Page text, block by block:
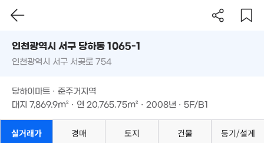
24.9억
필터 매물 탐색
인천시 서구 당하동 1065-1
대지7,869.9m²· 연20,765.75m²
인천광역시 서구 당하동 1065-1
인천광역시 서구 서곶로 754
당하이마트 · 준주거지역
대지 7,869.9m² · 연 20,765.75m² · 2008년 · 5F/B1
실거래가 경매 토지 건물 등기/설계